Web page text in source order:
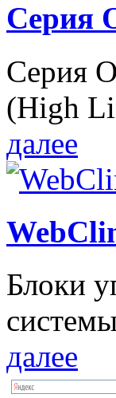
Серия
Серия
(High
далее
Блоки
далее